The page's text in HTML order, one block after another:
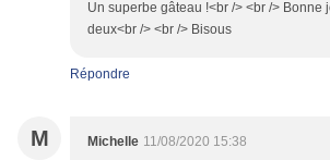
Un superbe gâteau !<br /> <br /> Bonne
deux<br /> <br /> Bisous
Répondre
M Michelle 11/08/2020 15:38